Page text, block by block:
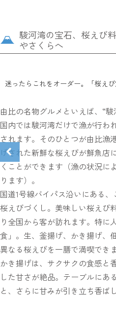
駿河湾の宝石、桜えび
やさくらへ
迷ったらこれをオーダー。「桜えび
由比の名物グルメといえば、“
国内では駿河湾だけで漁が行わ
されます。そのひとつが由比漁
げされた新鮮な桜えびが鮮魚店
くことができます（漁の状況に
ります）。
国道1号線バイパス沿いにある、
桜えびづくし。美味しい桜えび
り全国から客が訪れます。特に
食」。生、釜揚げ、かき揚げ、
異なる桜えびを一膳で満喫でき
かき揚げは、サクサクの食感と
した甘さが絶品。テーブルにあ
と、さらに甘みが引き立ち香ば